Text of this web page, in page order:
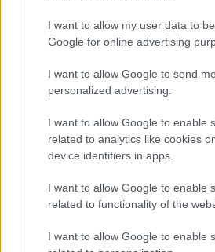
I want to allow my user data to
Google for online advertising
I want to allow Google to send me
personalized advertising.
I want to allow Google to enable
related to analytics like cookies
device identifiers in apps.
I want to allow Google to enable
related to functionality of the
I want to allow Google to enable